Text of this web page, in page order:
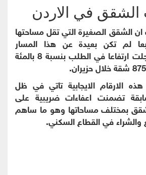
الشقق في الاردن
الشقق الصغيرة التي تقل مساحتها
مربعا لم تكن بعيدة عن هذا المسار
التصاعدي حيث سجلت ارتفاعا في الطلب بنسبة 8 بالمئة
الارقام الايجابية تاتي في ظل
تضمنت اعفاءات ضريبية على
بمختلف مساحاتها وهو ما ساهم
والشراء في القطاع السكني.